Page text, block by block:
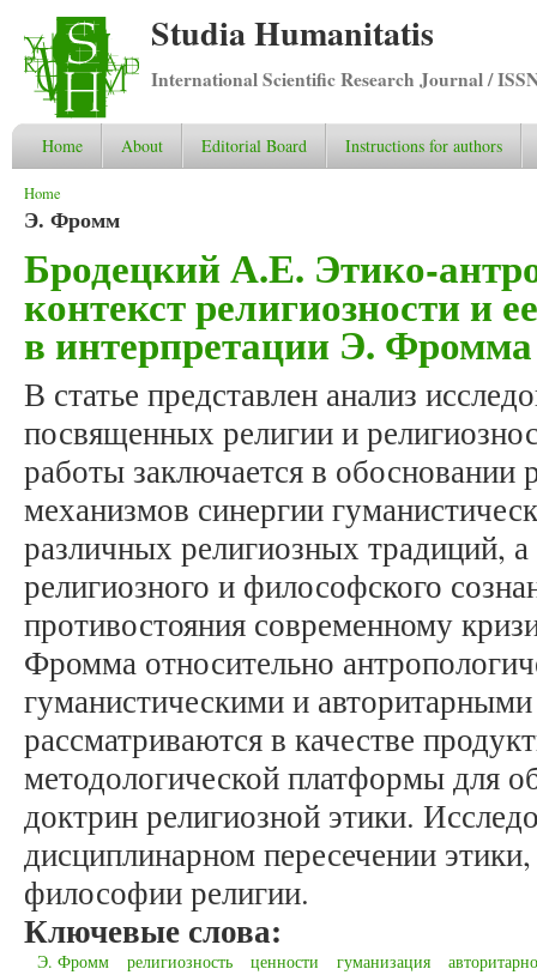
Studia Humanitatis
International Scientific Research Journal /
Home About Editorial Board Instructions for authors
You are here
Home
Э. Фромм
Бродецкий А.Е. Этико-
контекст религиозности и
в интерпретации Э. Фромма
В статье представлен анализ
посвященных религии и
работы заключается в обосновании
механизмов синергии
различных религиозных традиций,
религиозного и философского
противостояния современному
Фромма относительно
гуманистическими и
рассматриваются в качестве
методологической платформы для
доктрин религиозной этики.
дисциплинарном пересечении
философии религии.
Ключевые слова:
Э. Фромм религиозность ценности гуманизация